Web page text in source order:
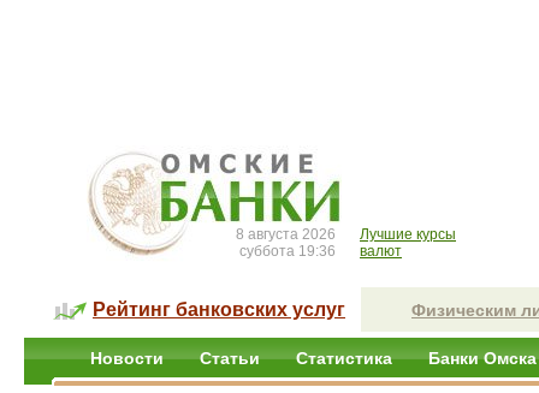
8 августа 2026
суббота 19:36
Лучшие курсы
валют
Рейтинг банковских услуг Физическим
Новости Статьи Статистика Банки Омска